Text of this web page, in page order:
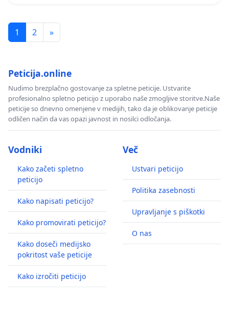
1 2 »
Peticija.online
Nudimo brezplačno gostovanje za spletne peticije. Ustvarite
profesionalno spletno peticijo z uporabo naše zmogljive storitve.Naše
peticije so dnevno omenjene v medijih, tako da je oblikovanje peticije
odličen način da vas opazi javnost in nosilci odločanja.
Vodniki
Kako začeti spletno
peticijo
Kako napisati peticijo?
Kako promovirati peticijo?
Kako doseči medijsko
pokritost vaše peticije
Kako izročiti peticijo
Več
Ustvari peticijo
Politika zasebnosti
Upravljanje s piškotki
O nas